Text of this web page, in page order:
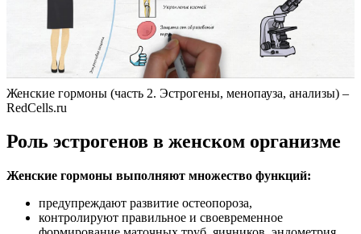
Женские гормоны (часть 2. Эстрогены, менопауза, анализы) –
RedCells.ru
Роль эстрогенов в женском организме
Женские гормоны выполняют множество функций:
предупреждают развитие остеопороза,
контролируют правильное и своевременное